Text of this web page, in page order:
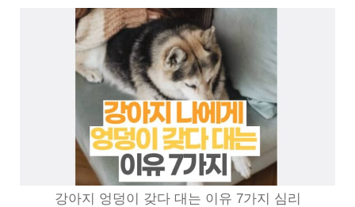
강아지 엉덩이 갖다 대는 이유 7가지 심리